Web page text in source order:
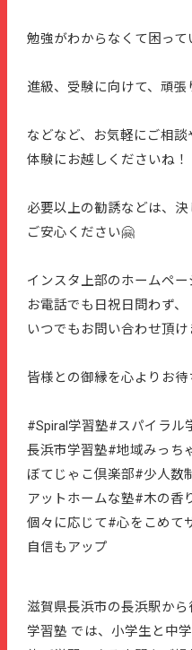
勉強がわからなくて困って
進級、受験に向けて、頑張
などなど、お気軽にご相談
体験にお越しくださいね！
必要以上の勧誘などは、決
ご安心ください🤗
インスタ上部のホームペー
お電話でも日祝日問わず、
いつでもお問い合わせ頂け
皆様との御縁を心よりお
#Spiral学習塾#スパイラル
長浜市学習塾#地域みっち
ぼてじゃこ倶楽部#少人数
アットホームな塾#木の香
個々に応じて#心をこめて
自信もアップ
滋賀県長浜市の長浜駅か
学習塾 では、小学生と中